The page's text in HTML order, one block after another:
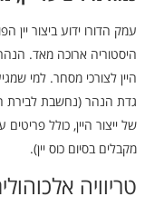
עמק הדורו ידוע ביצור יין
היסטוריה ארוכה מאד.
גדת הנהר (נחשבת לבירת
של ייצור היין, כולל
מקבלים בסיום כוס יין).
טריוויה